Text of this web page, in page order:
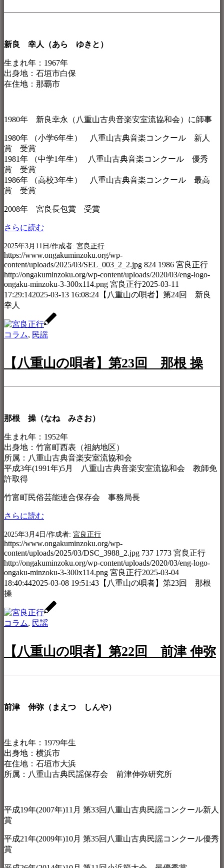
新良 幸人（あら ゆきと）
生まれ年：1967年
出身地：石垣市白保
在住地：那覇市
1980年 新良幸永（八重山古典音楽安室流協和会）に師事
1980年 （小学6年生） 八重山古典音楽コンクール 新人
賞 受賞
1981年 （中学1年生） 八重山古典音楽コンクール 優秀
賞 受賞
1986年 （高校3年生） 八重山古典音楽コンクール 最高
賞 受賞
2008年 宮良長包賞 受賞
さらに読む
2025年3月11日/作成者: 宮良正行
https://www.ongakuminzoku.org/wp-
content/uploads/2025/03/SEL_003_2_2.jpg 824 1986 宮良正行
http://ongakuminzoku.org/wp-content/uploads/2020/03/eng-logo-
ongaku-minzoku-3-300x114.png 宮良正行2025-03-11
17:29:142025-03-13 16:08:24 【八重山の唄者】第24回 新良
幸人
コラム, 民謡
【八重山の唄者】第23回 那根 操
那根 操（なね みさお）
生まれ年：1952年
出身地：竹富町西表（祖納地区）
所属：八重山古典音楽安室流協和会
平成3年(1991年)5月 八重山古典音楽安室流協和会 教師免
許取得
竹富町民俗芸能連合保存会 事務局長
さらに読む
2025年3月4日 /作成者: 宮良正行
https://www.ongakuminzoku.org/wp-
content/uploads/2025/03/DSC_3988_2.jpg 737 1773 宮良正行
http://ongakuminzoku.org/wp-content/uploads/2020/03/eng-logo-
ongaku-minzoku-3-300x114.png 宮良正行2025-03-04
18:40:442025-03-08 19:51:43 【八重山の唄者】第23回 那根
操
コラム, 民謡
【八重山の唄者】第22回 前津 伸弥
前津 伸弥（まえつ しんや）
生まれ年：1979年生
出身地：横浜市
在住地：石垣市大浜
所属：八重山古典民謡保存会 前津伸弥研究所
平成19年(2007年)11月 第33回八重山古典民謡コンクール新人
賞
平成21年(2009年)10月 第35回八重山古典民謡コンクール優秀
賞